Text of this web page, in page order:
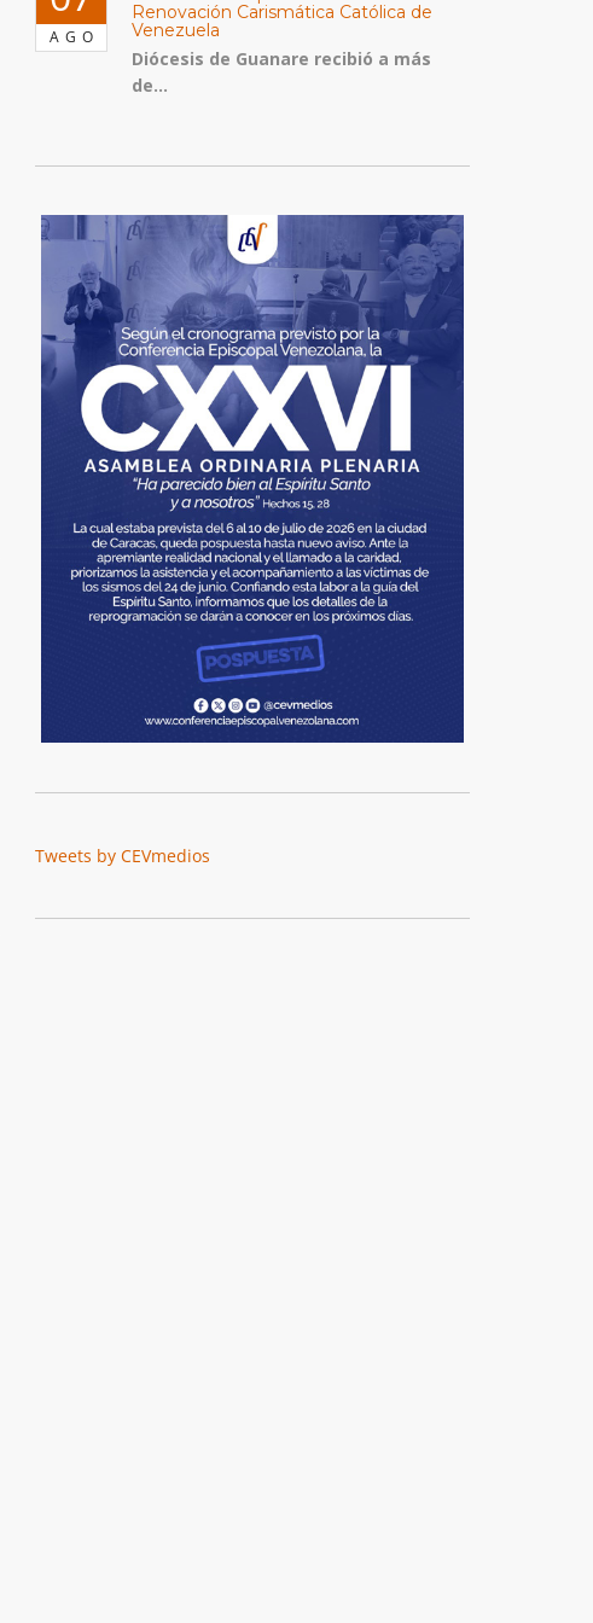
AGO
Renovación Carismática Católica de
Venezuela
Diócesis de Guanare recibió a más
de...
Tweets by CEVmedios